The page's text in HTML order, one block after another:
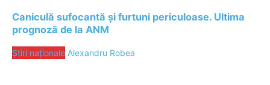
Caniculă sufocantă și furtuni periculoase. Ultima
prognoză de la ANM
Știri naționale Alexandru Robea